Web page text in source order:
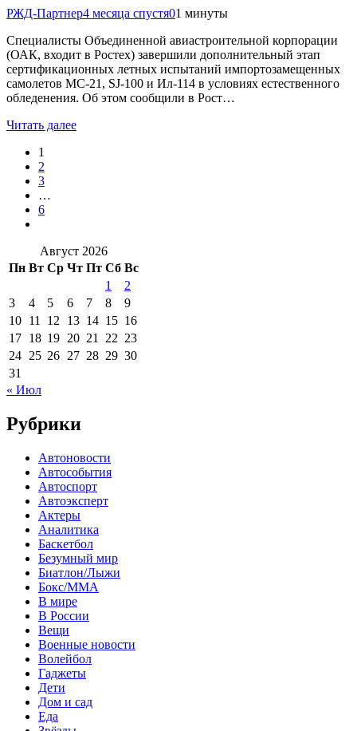
РЖД-Партнер4 месяца спустя01 минуты
Специалисты Объединенной авиастроительной корпорации
(ОАК, входит в Ростех) завершили дополнительный этап
сертификационных летных испытаний импортозамещенных
самолетов МС-21, SJ-100 и Ил-114 в условиях естественного
обледенения. Об этом сообщили в Рост…
Читать далее
1
2
3
…
6
Август 2026
Пн Вт Ср Чт Пт Сб Вс
1
2
3
4 5 6 7 8
9
10 11 12 13 14 15 16
17 18 19 20 21 22 23
24 25 26 27 28 29 30
31
« Июл
Рубрики
Автоновости
Автособытия
Автоспорт
Автоэксперт
Актеры
Аналитика
Баскетбол
Безумный мир
Биатлон/Лыжи
Бокс/MMA
В мире
В России
Вещи
Военные новости
Волейбол
Гаджеты
Дети
Дом и сад
Еда